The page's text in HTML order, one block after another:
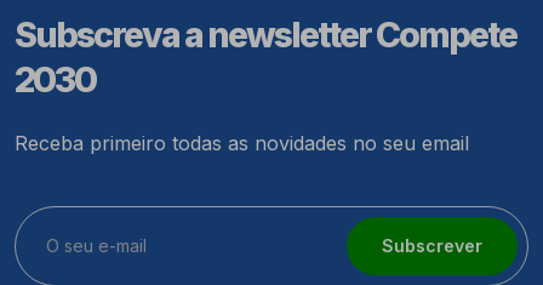
Subscreva a newsletter Compete
2030
Receba primeiro todas as novidades no seu email
Subscrever